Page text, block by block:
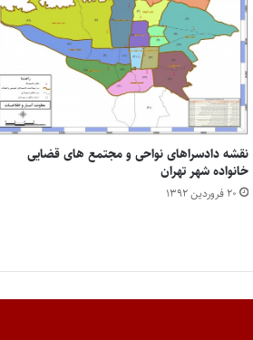
نقشه دادسراهای نواحی و مجتمع های قضایی
خانواده شهر تهران
۲۰ فروردین ۱۳۹۲